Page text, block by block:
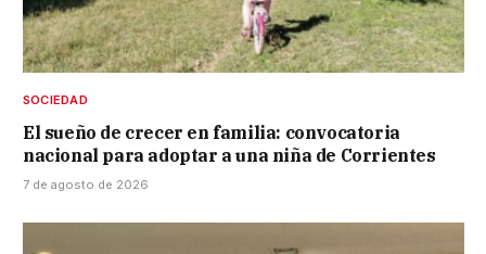
SOCIEDAD
El sueño de crecer en familia: convocatoria
nacional para adoptar a una niña de Corrientes
7 de agosto de 2026